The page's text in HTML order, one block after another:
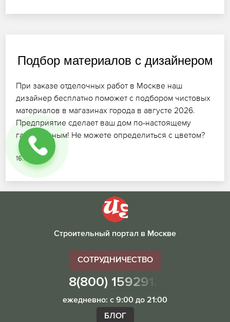
Подбор материалов с дизайнером
При заказе отделочных работ в Москве наш
дизайнер бесплатно поможет с подбором чистовых
материалов в магазинах города в августе 2026.
Предприятие сделает ваш дом по-настоящему
гармоничным! Не можете определиться с цветом?
16.07.2026
Строительный портал в Москве
СОТРУДНИЧЕСТВО
8(800) 1592913
ежедневно: с 9:00 до 21:00
БЛОГ